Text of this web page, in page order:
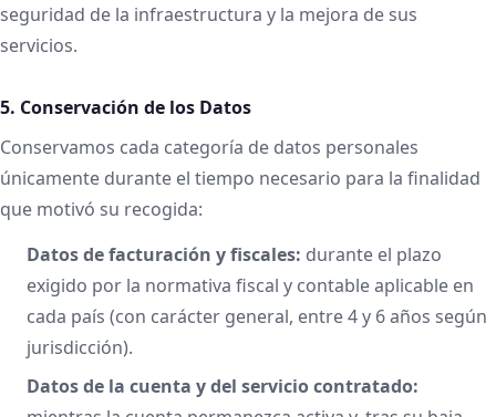
seguridad de la infraestructura y la mejora de sus
servicios.
5. Conservación de los Datos
Conservamos cada categoría de datos personales
únicamente durante el tiempo necesario para la finalidad
que motivó su recogida:
Datos de facturación y fiscales: durante el plazo
exigido por la normativa fiscal y contable aplicable en
cada país (con carácter general, entre 4 y 6 años según
jurisdicción).
Datos de la cuenta y del servicio contratado: